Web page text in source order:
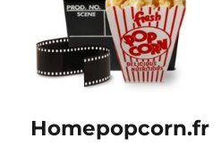
Homepopcorn.fr